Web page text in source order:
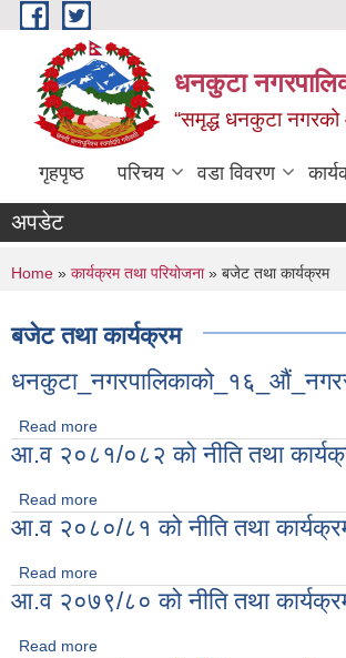
Skip to main content
धनकुटा
“समृद्ध धनकुटा नगरको
गृहपृष्ठ परिचय वडा विवरण
अपडेट
You are here
Home » कार्यक्रम तथा परियोजना» बजेट तथा कार्यक्रम
बजेट तथा कार्यक्रम
Read more
आ.व २०८१/०८२ को नीति तथा
Read more
आ.व २०८०/८१ को नीति तथा
Read more
आ.व २०७९/८० को नीति तथा
Read more